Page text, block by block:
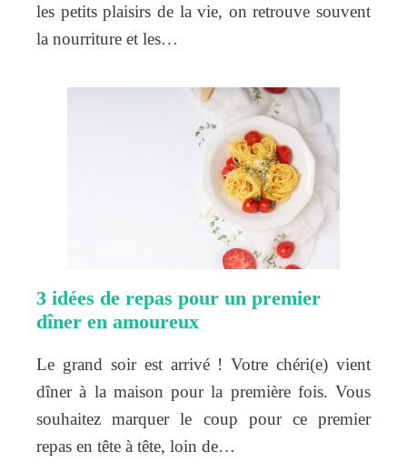
les petits plaisirs de la vie, on retrouve souvent
la nourriture et les…
3 idées de repas pour un premier
dîner en amoureux
Le grand soir est arrivé ! Votre chéri(e) vient
dîner à la maison pour la première fois. Vous
souhaitez marquer le coup pour ce premier
repas en tête à tête, loin de…